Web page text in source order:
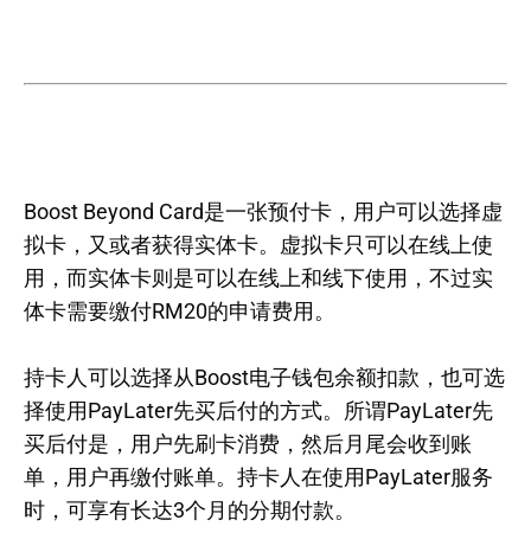
Boost Beyond Card是一张预付卡，用户可以选择虚
拟卡，又或者获得实体卡。虚拟卡只可以在线上使
用，而实体卡则是可以在线上和线下使用，不过实
体卡需要缴付RM20的申请费用。
持卡人可以选择从Boost电子钱包余额扣款，也可选
择使用PayLater先买后付的方式。所谓PayLater先
买后付是，用户先刷卡消费，然后月尾会收到账
单，用户再缴付账单。持卡人在使用PayLater服务
时，可享有长达3个月的分期付款。